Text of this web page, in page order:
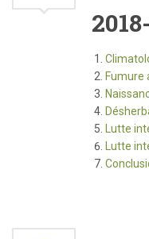
Fumure
Lutte
Lutte